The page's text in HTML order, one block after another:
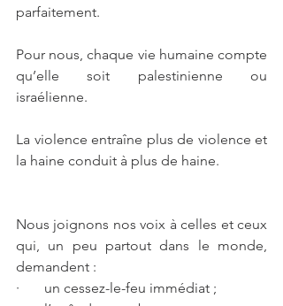
parfaitement.
Pour nous, chaque vie humaine compte
qu’elle soit palestinienne ou
israélienne.
La violence entraîne plus de violence et
la haine conduit à plus de haine.
Nous joignons nos voix à celles et ceux
qui, un peu partout dans le monde,
demandent :
·       un cessez-le-feu immédiat ;